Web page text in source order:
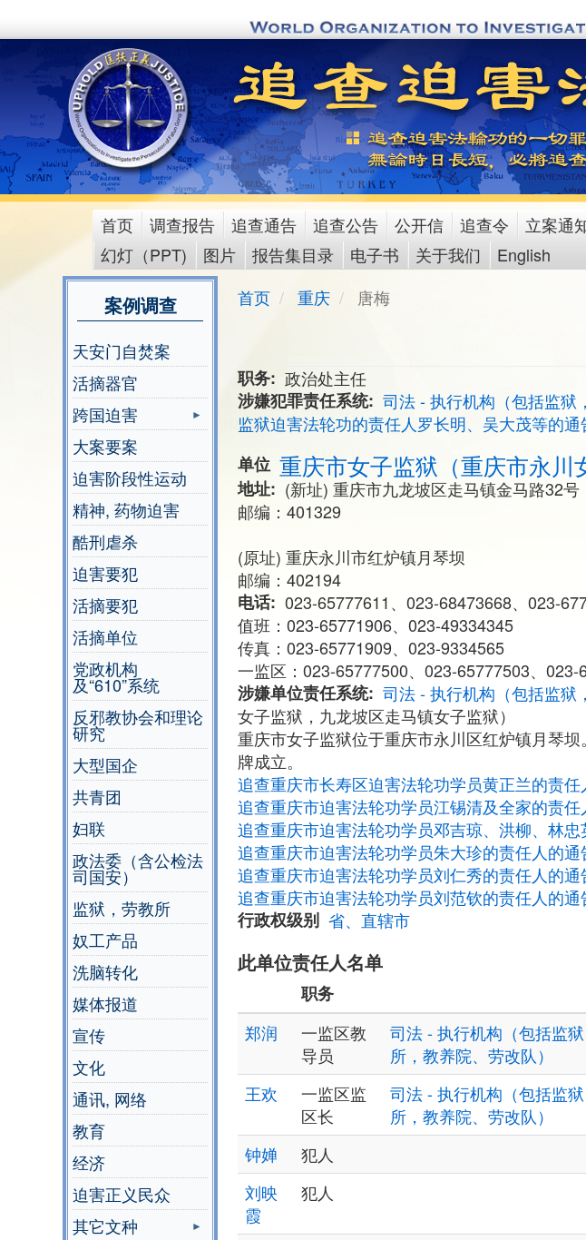
to
content
main
menu
首页 调查报告 追查通告 追查公告 公开信 追查令 立案通
幻灯（PPT)
图片 报告集目录 电子书 关于我们 English
案例调查
天安门自焚案
活摘器官
跨国迫害
大案要案
迫害阶段性运动
精神, 药物迫害
酷刑虐杀
迫害要犯
活摘要犯
活摘单位
党政机构
及“610”系统
反邪教协会和理论
研究
大型国企
共青团
妇联
政法委（含公检法
司国安）
监狱，劳教所
奴工产品
洗脑转化
媒体报道
宣传
文化
通讯, 网络
教育
经济
迫害正义民众
其它文种
首页 重庆 唐梅
职务
政治处主任
涉嫌犯罪责任系统
司法 - 执行机构（包括监狱
监狱迫害法轮功的责任人罗长明、吴大茂等的通
单位 重庆市女子监狱（重庆市永川
地址
(新址) 重庆市九龙坡区走马镇金马路32
邮编：401329
(原址) 重庆永川市红炉镇月琴坝
邮编：402194
电话
023-65777611、023-68473668、023-
值班：023-65771906、023-49334345
传真：023-65771909、023-9334565
一监区：023-65777500、023-65777503、
涉嫌单位责任系统
司法 - 执行机构（包括监狱
女子监狱，九龙坡区走马镇女子监狱）
重庆市女子监狱位于重庆市永川区红炉镇月琴
牌成立。
追查重庆市长寿区迫害法轮功学员黄正兰的责任
追查重庆市迫害法轮功学员江锡清及全家的责任
追查重庆市迫害法轮功学员邓吉琼、洪柳、林
追查重庆市迫害法轮功学员朱大珍的责任人的通
追查重庆市迫害法轮功学员刘仁秀的责任人的通
追查重庆市迫害法轮功学员刘范钦的责任人的通
行政权级别 省、直辖市
此单位责任人名单
职务
郑润
一监区教
导员
司法 - 执行机构（包括监
所，教养院、劳改队）
王欢
一监区监
区长
司法 - 执行机构（包括监
所，教养院、劳改队）
钟婵
犯人
刘映
霞
犯人